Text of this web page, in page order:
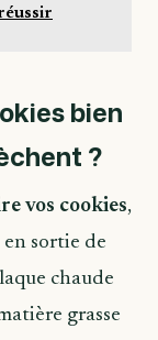
bien
?
vos cookies,
en sortie de
chaude
grasse